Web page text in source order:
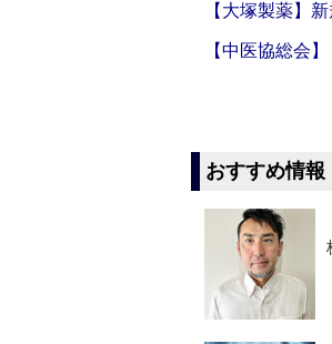
【大塚製薬】
【中医協総会
おすすめ情報